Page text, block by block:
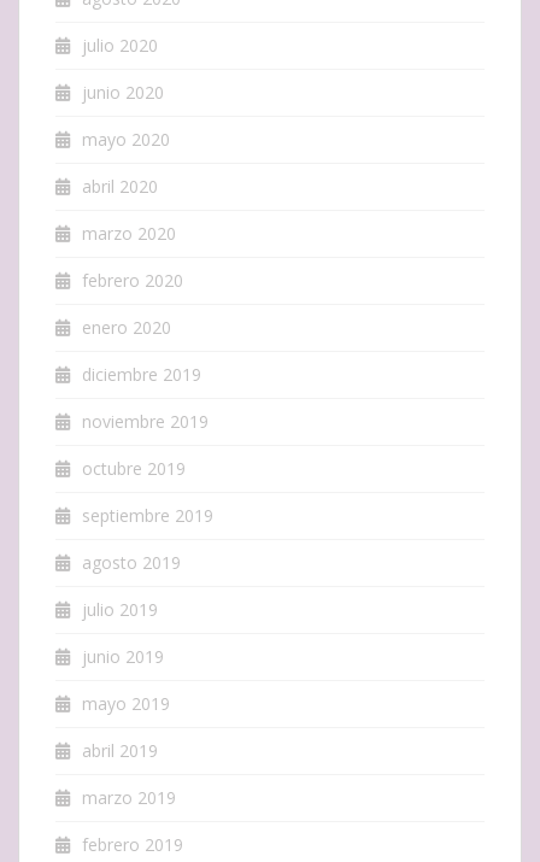
julio 2020
junio 2020
mayo 2020
abril 2020
marzo 2020
febrero 2020
enero 2020
diciembre 2019
noviembre 2019
octubre 2019
septiembre 2019
agosto 2019
julio 2019
junio 2019
mayo 2019
abril 2019
marzo 2019
febrero 2019